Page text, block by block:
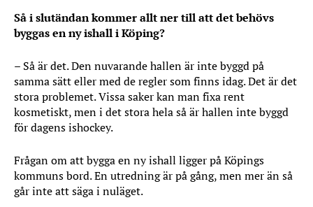
Så i slutändan kommer allt ner till att det behövs
byggas en ny ishall i Köping?
– Så är det. Den nuvarande hallen är inte byggd på
samma sätt eller med de regler som finns idag. Det är det
stora problemet. Vissa saker kan man fixa rent
kosmetiskt, men i det stora hela så är hallen inte byggd
för dagens ishockey.
Frågan om att bygga en ny ishall ligger på Köpings
kommuns bord. En utredning är på gång, men mer än så
går inte att säga i nuläget.